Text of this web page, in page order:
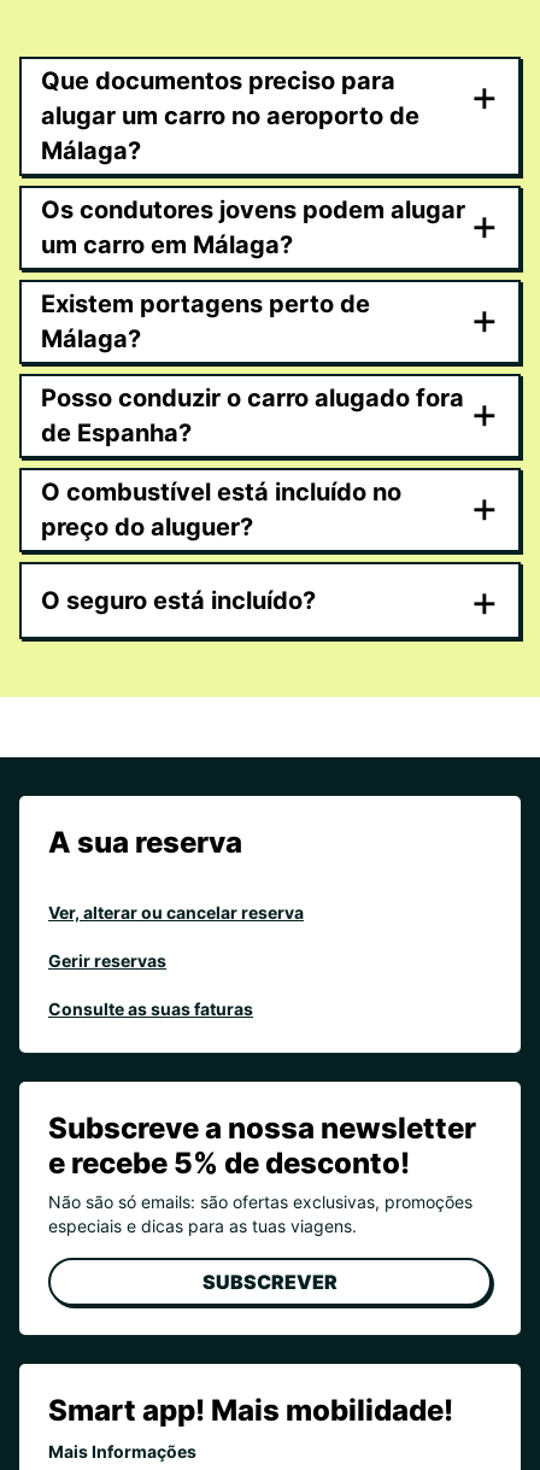
Que documentos preciso para
alugar um carro no aeroporto de
Málaga?
+
Os condutores jovens podem alugar
um carro em Málaga?
+
Existem portagens perto de
Málaga?
+
Posso conduzir o carro alugado fora
de Espanha?
+
O combustível está incluído no
preço do aluguer?
+
O seguro está incluído? +
A sua reserva
Ver, alterar ou cancelar reserva
Gerir reservas
Consulte as suas faturas
Subscreve a nossa newsletter
e recebe 5% de desconto!
Não são só emails: são ofertas exclusivas, promoções
especiais e dicas para as tuas viagens.
SUBSCREVER
Smart app! Mais mobilidade!
Mais Informações